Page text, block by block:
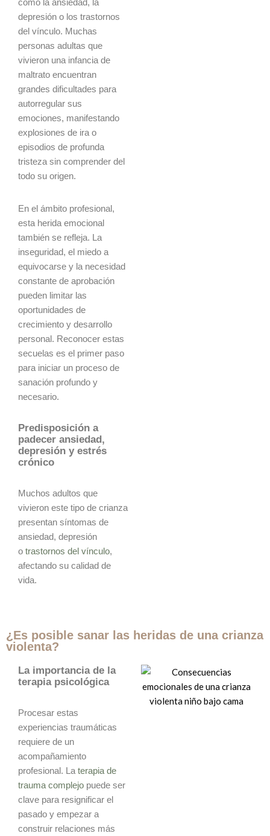
como la ansiedad, la
depresión o los trastornos
del vínculo. Muchas
personas adultas que
vivieron una infancia de
maltrato encuentran
grandes dificultades para
autorregular sus
emociones, manifestando
explosiones de ira o
episodios de profunda
tristeza sin comprender del
todo su origen.
En el ámbito profesional,
esta herida emocional
también se refleja. La
inseguridad, el miedo a
equivocarse y la necesidad
constante de aprobación
pueden limitar las
oportunidades de
crecimiento y desarrollo
personal. Reconocer estas
secuelas es el primer paso
para iniciar un proceso de
sanación profundo y
necesario.
Predisposición a
padecer ansiedad,
depresión y estrés
crónico
Muchos adultos que
vivieron este tipo de crianza
presentan síntomas de
ansiedad, depresión
o trastornos del vínculo,
afectando su calidad de
vida.
¿Es posible sanar las heridas de una crianza
violenta?
La importancia de la
terapia psicológica
Procesar estas
experiencias traumáticas
requiere de un
acompañamiento
profesional. La terapia de
trauma complejo puede ser
clave para resignificar el
pasado y empezar a
construir relaciones más